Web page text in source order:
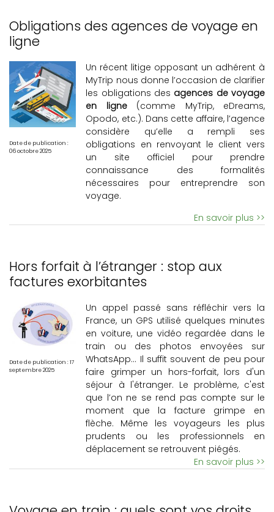
Obligations des agences de voyage en
ligne
Date de publication :
06 octobre 2025
Un récent litige opposant un adhérent à
MyTrip nous donne l’occasion de clarifier
les obligations des agences de voyage
en ligne(comme MyTrip, eDreams,
Opodo, etc.). Dans cette affaire, l’agence
considère qu’elle a rempli ses
obligations en renvoyant le client vers
un site officiel pour prendre
connaissance des formalités
nécessaires pour entreprendre son
voyage.
En savoir plus >>
Hors forfait à l’étranger : stop aux
factures exorbitantes
Date de publication : 17
septembre 2025
Un appel passé sans réfléchir vers la
France, un GPS utilisé quelques minutes
en voiture, une vidéo regardée dans le
train ou des photos envoyées sur
WhatsApp... Il suffit souvent de peu pour
faire grimper un hors-forfait, lors d'un
séjour à l'étranger. Le problème, c'est
que l’on ne se rend pas compte sur le
moment que la facture grimpe en
flèche. Même les voyageurs les plus
prudents ou les professionnels en
déplacement se retrouvent piégés.
En savoir plus >>